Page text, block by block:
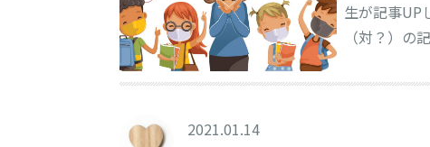
生が記事UP
（対？）の
2021.01.14